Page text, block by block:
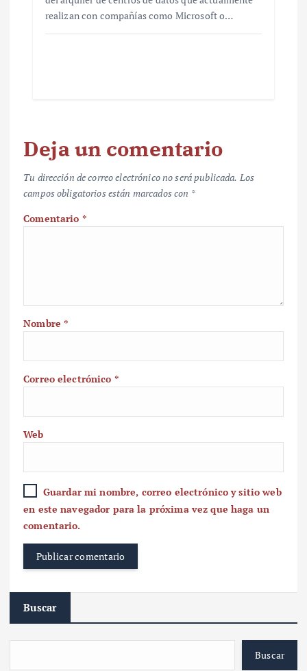
realizan con compañías como Microsoft o…
Deja un comentario
Tu dirección de correo electrónico no será publicada. Los
campos obligatorios están marcados con *
Comentario *
Nombre*
Correo electrónico *
Web
Guardar mi nombre, correo electrónico y sitio web
en este navegador para la próxima vez que haga un
comentario.
Buscar
Buscar